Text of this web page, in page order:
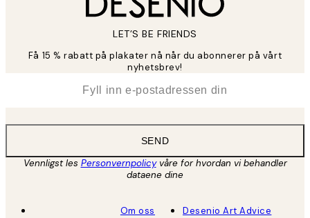
LET’S BE FRIENDS
Få 15 % rabatt på plakater nå når du abonnerer på vårt
nyhetsbrev!
SEND
Vennligst les Personvernpolicyvåre for hvordan vi behandler
dataene dine
Om oss
Desenio Art Advice